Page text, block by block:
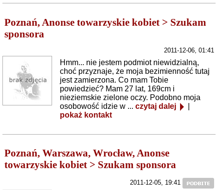
Poznań, Anonse towarzyskie kobiet > Szukam
sponsora
2011-12-06, 01:41
Hmm... nie jestem podmiot niewidzialną,
choć przyznaje, że moja bezimienność tutaj
jest zamierzona. Co mam Tobie
powiedzieć? Mam 27 lat, 169cm i
nieziemskie zielone oczy. Podobno moja
osobowość idzie w ... czytaj dalej
pokaż kontakt
Poznań, Warszawa, Wrocław, Anonse
towarzyskie kobiet > Szukam sponsora
2011-12-05, 19:41